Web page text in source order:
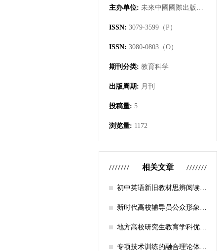
主办单位: 未來中國國際出版集團有限公司
ISSN: 3079-3599（P）
ISSN: 3080-0803（O）
期刊分类: 教育科学
出版周期: 月刊
投稿量: 5
浏览量: 1172
相关文章
初中英语新旧教材思辨阅读任
新时代高校辅导员公众形象塑
地方高校研究生教育学科优化
径探析
专项技术训练的融合理论体系